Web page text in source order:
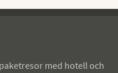
med hotell och